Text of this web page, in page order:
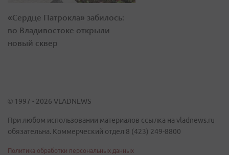
«Сердце Патрокла» забилось:
во Владивостоке открыли
новый сквер
© 1997 - 2026 VLADNEWS
При любом использовании материалов ссылка на vladnews.ru
обязательна. Коммерческий отдел 8 (423) 249-8800
Политика обработки персональных данных